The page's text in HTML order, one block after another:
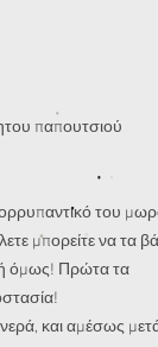
παπουτσιού
του
μπορείτε να τα
όμως! Πρώτα τα
και αμέσως